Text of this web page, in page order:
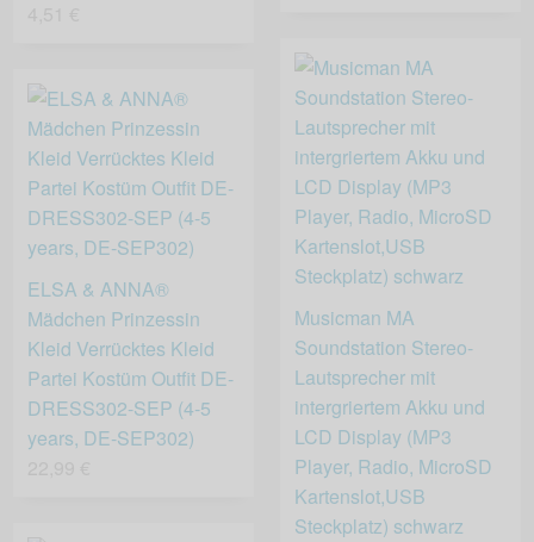
Musicman MA
Soundstation Stereo-
Lautsprecher mit
intergriertem Akku und
LCD Display (MP3
Player, Radio, MicroSD
Kartenslot,USB
Steckplatz) schwarz
ELSA & ANNA®
Mädchen Prinzessin
Kleid Verrücktes Kleid
Partei Kostüm Outfit DE-
DRESS302-SEP (4-5
years, DE-SEP302)